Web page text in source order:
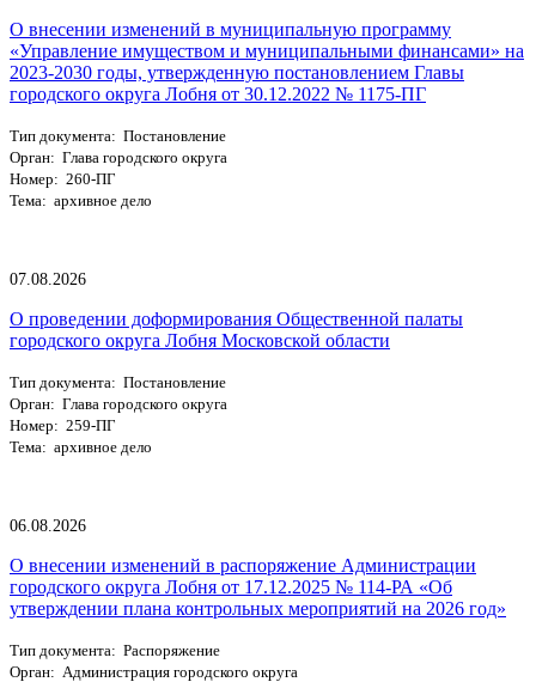
О внесении изменений в муниципальную программу
«Управление имуществом и муниципальными финансами» на
2023-2030 годы, утвержденную постановлением Главы
городского округа Лобня от 30.12.2022 № 1175-ПГ
Тип документа: Постановление
Орган: Глава городского округа
Номер: 260-ПГ
Тема: архивное дело
07.08.2026
О проведении доформирования Общественной палаты
городского округа Лобня Московской области
Тип документа: Постановление
Орган: Глава городского округа
Номер: 259-ПГ
Тема: архивное дело
06.08.2026
О внесении изменений в распоряжение Администрации
городского округа Лобня от 17.12.2025 № 114-РА «Об
утверждении плана контрольных мероприятий на 2026 год»
Тип документа: Распоряжение
Орган: Администрация городского округа